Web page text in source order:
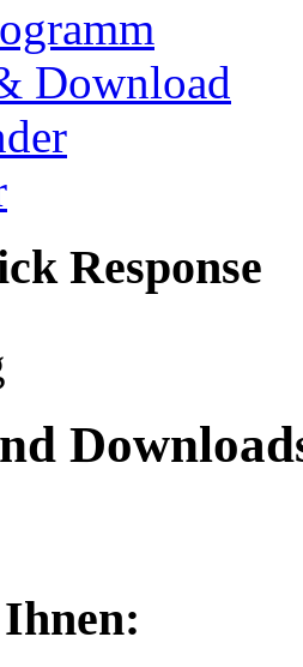
Download
Response